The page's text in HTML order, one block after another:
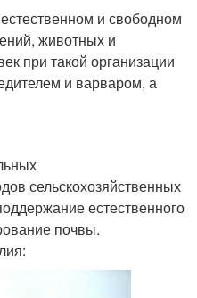
и свободном
животных и
при такой организации
и варваром, а
сельскохозяйственных
естественного
почвы.